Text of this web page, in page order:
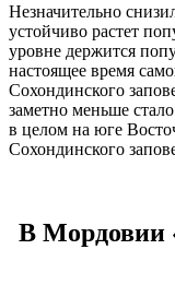
Незначительно
устойчиво растет
уровне держится
настоящее время
Сохондинского
заметно меньше
в целом на юге
Сохондинского
В Мордовии